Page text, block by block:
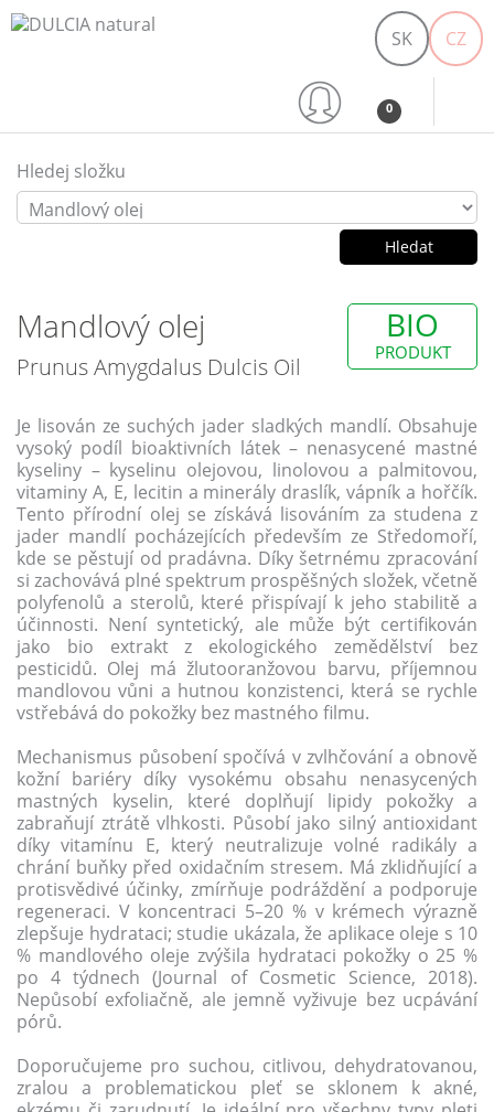
SK CZ
0
Hledej složku
Mandlový olej
Prunus Amygdalus Dulcis Oil
BIO
PRODUKT
Je lisován ze suchých jader sladkých mandlí. Obsahuje
vysoký podíl bioaktivních látek – nenasycené mastné
kyseliny – kyselinu olejovou, linolovou a palmitovou,
vitaminy A, E, lecitin a minerály draslík, vápník a hořčík.
Tento přírodní olej se získává lisováním za studena z
jader mandlí pocházejících především ze Středomoří,
kde se pěstují od pradávna. Díky šetrnému zpracování
si zachovává plné spektrum prospěšných složek, včetně
polyfenolů a sterolů, které přispívají k jeho stabilitě a
účinnosti. Není syntetický, ale může být certifikován
jako bio extrakt z ekologického zemědělství bez
pesticidů. Olej má žlutooranžovou barvu, příjemnou
mandlovou vůni a hutnou konzistenci, která se rychle
vstřebává do pokožky bez mastného filmu.
Mechanismus působení spočívá v zvlhčování a obnově
kožní bariéry díky vysokému obsahu nenasycených
mastných kyselin, které doplňují lipidy pokožky a
zabraňují ztrátě vlhkosti. Působí jako silný antioxidant
díky vitamínu E, který neutralizuje volné radikály a
chrání buňky před oxidačním stresem. Má zklidňující a
protisvědivé účinky, zmírňuje podráždění a podporuje
regeneraci. V koncentraci 5–20 % v krémech výrazně
zlepšuje hydrataci; studie ukázala, že aplikace oleje s 10
% mandlového oleje zvýšila hydrataci pokožky o 25 %
po 4 týdnech (Journal of Cosmetic Science, 2018).
Nepůsobí exfoliačně, ale jemně vyživuje bez ucpávání
pórů.
Doporučujeme pro suchou, citlivou, dehydratovanou,
zralou a problematickou pleť se sklonem k akné,